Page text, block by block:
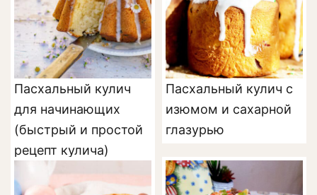
Пасхальный кулич
для начинающих
(быстрый и простой
рецепт кулича)
Пасхальный кулич с
изюмом и сахарной
глазурью